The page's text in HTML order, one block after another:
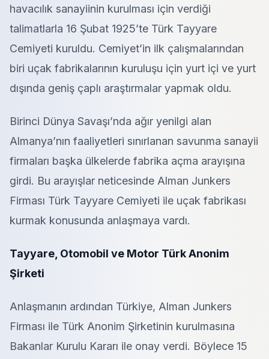
havacılık sanayiinin kurulması için verdiği
talimatlarla 16 Şubat 1925’te Türk Tayyare
Cemiyeti kuruldu. Cemiyet’in ilk çalışmalarından
biri uçak fabrikalarının kuruluşu için yurt içi ve yurt
dışında geniş çaplı araştırmalar yapmak oldu.
Birinci Dünya Savaşı’nda ağır yenilgi alan
Almanya’nın faaliyetleri sınırlanan savunma sanayii
firmaları başka ülkelerde fabrika açma arayışına
girdi. Bu arayışlar neticesinde Alman Junkers
Firması Türk Tayyare Cemiyeti ile uçak fabrikası
kurmak konusunda anlaşmaya vardı.
Tayyare, Otomobil ve Motor Türk Anonim
Şirketi
Anlaşmanın ardından Türkiye, Alman Junkers
Firması ile Türk Anonim Şirketinin kurulmasına
Bakanlar Kurulu Kararı ile onay verdi. Böylece 15